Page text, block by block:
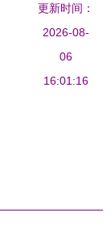
软件开发行
业跟踪报告
大资管时
代,关注金
更新时间：
2026-08-
06
16:01:16